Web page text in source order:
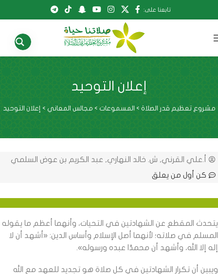
تابعنا على:
إعلان التوحيد
مشروع تعظيم قدر الصلاة > المسموعات > مجالس المعاني > إعلان التوحيد
أ.علي القرني, ش. خالد النهاري, عبد الكريم بن عوض السلمي
كن أول من يعلق
يتحدث المقطع عن الشهادتين في التحيات، وأنهما أعظم ما يقوله
المسلم في صلاته؛ لأنهما أصل الإسلام وأساس الدين: «أشهد أن لا
إله إلا الله، وأشهد أن محمدًا عبده ورسوله».
ويبين أن تكرار الشهادتين في كل صلاة هو تجديد للعهد مع الله